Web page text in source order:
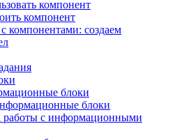
компонент
компонент
компонентами: создаем
блоки
блоки
с информационными